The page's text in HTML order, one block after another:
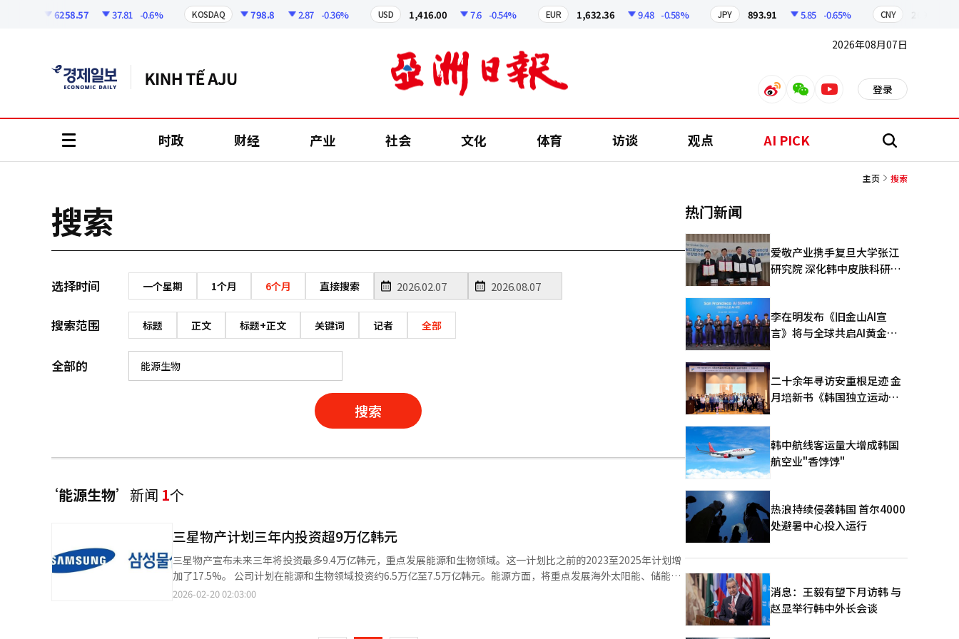
6258.57 37.81 -0.6% KOSDAQ 798.8 2.87 -0.36% USD 1,416.00 7.6 -0.54% EUR 1,632.36 9.48 -0.58% JPY 893.91 5.85 -0.65% CNY
2026年08月07日
weiboweixinyoutube 登录
时政 财经 产业 社会 文化 体育 访谈 观点 AI PICK 搜
主页 搜索
搜索
选择时间 一个星期 1个月 6个月 直接搜索
搜索范围 标题 正文 标题+正文 关键词 记者 全部
全部的
搜索
‘能源生物’ 新闻 1个
三星物产计划三年内投资超9万亿韩元
三星物产宣布未来三年将投资最多9.4万亿韩元，重点发展能源和生物领域。这一计划比之前的2023至2025年计划增
加了17.5%。 公司计划在能源和生物领域投资约6.5万亿至7.5万亿韩元。能源方面，将重点发展海外太阳能、储能系
统、氢能和小型模块化反应堆等。生物领域则通过三星生物制剂和三星生物制药等公司扩展CDMO基础设施和研发投
2026-02-20 02:03:00
热门新闻
爱敬产业携手复旦大学张江
研究院 深化韩中皮肤科研合
李在明发布《旧金山AI宣
言》将与全球共启AI黄金时
二十余年寻访安重根足迹 金
月培新书《韩国独立运动圣
韩中航线客运量大增成韩国
航空业"香饽饽"
热浪持续侵袭韩国 首尔4000
处避暑中心投入运行
消息：王毅有望下月访韩 与
赵显举行韩中外长会谈